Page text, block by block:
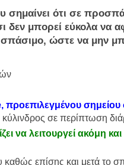
σημαίνει ότι σε
δεν μπορεί εύκολα να
ώστε να μην
σε περίπτωση
να λειτουργεί ακόμη
καθώς επίσης και μετά